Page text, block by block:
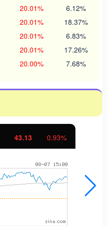
20.01% 6.12%
20.01% 18.37%
20.01% 6.83%
20.01% 17.26%
20.00% 7.68%
43.13 0.93%